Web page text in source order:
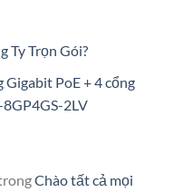
Ty Trọn Gói?
PoE + 4 cổng
8GP4GS-2LV
Chào tất cả mọi